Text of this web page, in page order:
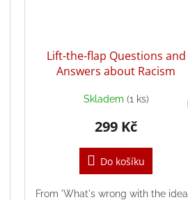
Lift-the-flap Questions and
Answers about Racism
Skladem (1 ks)
299 Kč
Do košíku
From 'What's wrong with the idea